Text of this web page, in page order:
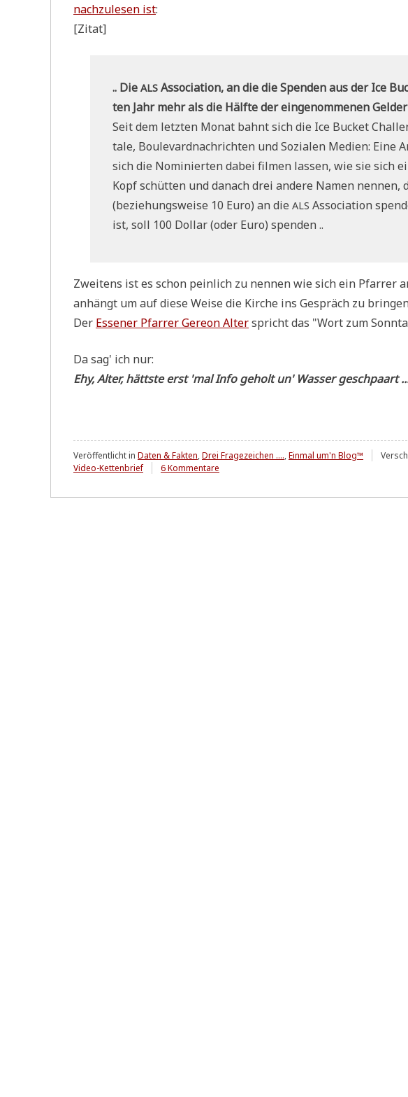
nach­zu­le­sen ist:
[Zitat]
.. Die ALS Asso­cia­ti­on, an die die Spen­den aus der Ice
ten Jahr mehr als die Hälf­te der ein­ge­nom­me­nen
Seit dem letz­ten Monat bahnt sich die Ice Bucket
ta­le, Bou­le­vard­nach­rich­ten und Sozia­len Medi­en: Eine
sich die Nomi­nier­ten dabei fil­men las­sen, wie sie sich
Kopf schüt­ten und danach drei ande­re Namen
(bezie­hungs­wei­se 10 Euro) an die ALS Asso­cia­ti­on
ist, soll 100 Dol­lar (oder Euro) spenden ..
Zwei­tens ist es schon pein­lich zu nen­nen wie sich ein Pfar­rer
anhängt um auf die­se Wei­se die Kir­che ins Gespräch zu
Der Esse­ner Pfar­rer Gere­on Alterspricht das "Wort zum
Da sag' ich nur:
Ehy, Alter, hätt­ste erst 'mal Info geholt un' Was­ser geschpaart
Veröffentlicht in Daten & Fakten,Drei Fragezeichen ....,Einmal um'n Blog™
Video-Kettenbrief
6 Kommentare